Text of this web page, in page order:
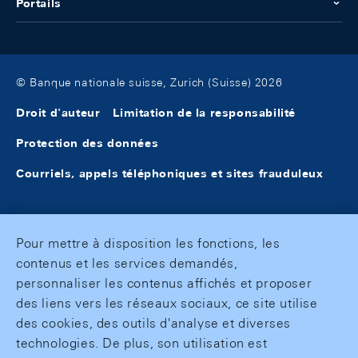
Portails
© Banque nationale suisse, Zurich (Suisse) 2026
Droit d'auteur Limitation de la responsabilité
Protection des données
Courriels, appels téléphoniques et sites frauduleux
Pour mettre à disposition les fonctions, les
contenus et les services demandés,
personnaliser les contenus affichés et proposer
des liens vers les réseaux sociaux, ce site utilise
des cookies, des outils d'analyse et diverses
technologies. De plus, son utilisation est